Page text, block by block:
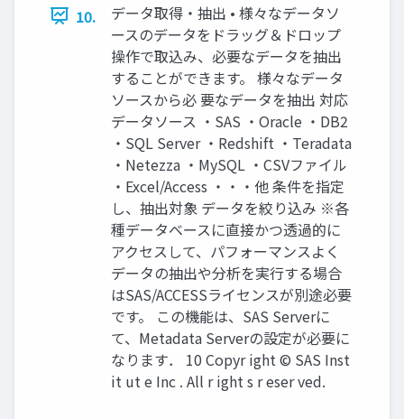
10.
データ取得・抽出 • 様々なデータソ
ースのデータをドラッグ＆ドロップ
操作で取込み、必要なデータを抽出
することができます。 様々なデータ
ソースから必 要なデータを抽出 対応
データソース ・SAS ・Oracle ・DB2
・SQL Server ・Redshift ・Teradata
・Netezza ・MySQL ・CSVファイル
・Excel/Access ・・・他 条件を指定
し、抽出対象 データを絞り込み ※各
種データベースに直接かつ透過的に
アクセスして、パフォーマンスよく
データの抽出や分析を実行する場合
はSAS/ACCESSライセンスが別途必要
です。 この機能は、SAS Serverに
て、Metadata Serverの設定が必要に
なります． 10 Copyr ight © SAS Inst
it ut e Inc . All r ight s r eser ved.